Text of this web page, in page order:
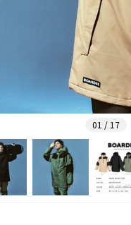
01 / 17